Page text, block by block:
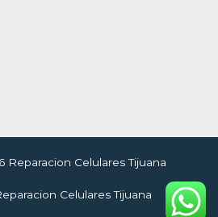
Reparacion Celulares Tijuana
Celulares Tijuana